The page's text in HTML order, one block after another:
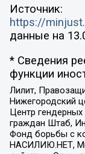
Источник:
https://
данные на
* Сведения
функции
Лилит,
Нижегородский
Центр
граждан Штаб,
Фонд борьбы с
НАСИЛИЮ.НЕТ,